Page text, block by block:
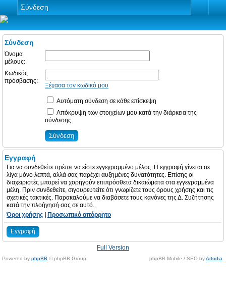
Σύνδεση
Σύνδεση
Όνομα
μέλους:
Κωδικός
πρόσβασης:
Ξέχασα τον κωδικό μου
Αυτόματη σύνδεση σε κάθε επίσκεψη
Απόκρυψη των στοιχείων μου κατά την διάρκεια της
σύνδεσης
Εγγραφή
Για να συνδεθείτε πρέπει να είστε εγγεγραμμένο μέλος. Η εγγραφή γίνεται σε
λίγα μόνο λεπτά, αλλά σας παρέχει αυξημένες δυνατότητες. Επίσης οι
διαχειριστές μπορεί να χορηγούν επιπρόσθετα δικαιώματα στα εγγεγραμμένα
μέλη. Πριν συνδεθείτε, σιγουρευτείτε ότι γνωρίζετε τους όρους χρήσης και τις
σχετικές τακτικές. Παρακαλούμε να διαβάσετε τους κανόνες της Δ. Συζήτησης
κατά την πλοήγησή σας σε αυτό.
Όροι χρήσης
Προσωπικό απόρρητο
Εγγραφή
Full Version
Powered by phpBB © phpBB Group. phpBB Mobile / SEO byArtodia